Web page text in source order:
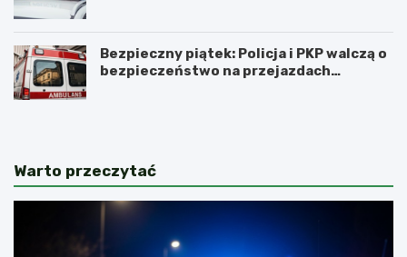
Bezpieczny piątek: Policja i PKP walczą o
bezpieczeństwo na przejazdach
Warto przeczytać